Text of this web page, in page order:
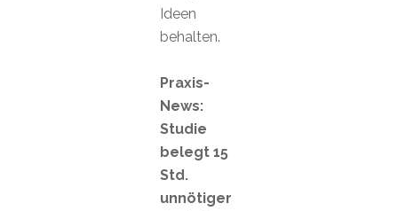
Ideen
behalten.
Praxis-
News:
Studie
belegt 15
Std.
unnötiger